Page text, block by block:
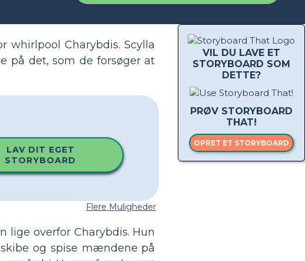
VIL DU LAVE ET
STORYBOARD SOM
DETTE?
PRØV STORYBOARD
THAT!
OPRET ET STORYBOARD
whirlpool Charybdis. Scylla
på det, som de forsøger at
LAV DIT EGET
STORYBOARD
Flere Muligheder
lige overfor Charybdis. Hun
og spise mændene på